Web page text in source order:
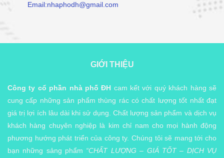
Email:nhaphodh@gmail.com
GIỚI THIỆU
Công ty cổ phần nhà phố ĐH cam kết với quý khách hàng sẽ
cung cấp những sản phẩm thùng rác có chất lượng tốt nhất đạt
giá trị lợi ích lâu dài khi sử dụng. Chất lượng sản phẩm và dịch vụ
khách hàng chuyên nghiệp là kim chỉ nam cho mọi hành động
phương hướng phát triển của công ty. Chúng tôi sẽ mang tới cho
bạn những sảng phẩm “CHẤT LƯỢNG – GIÁ TỐT – DỊCH VỤ